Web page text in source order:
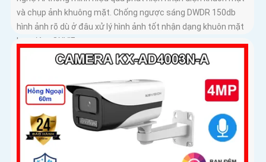
và chụp ảnh khuông mặt. Chống ngược sáng DWDR 150db
hình ảnh rõ dù ở đâu xử lý hình ảnh tốt nhận dạng khuôn mặt
ban đêm ONVIF